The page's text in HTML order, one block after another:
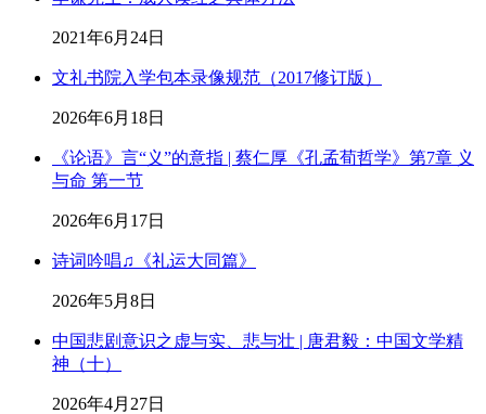
2021年6月24日
文礼书院入学包本录像规范（2017修订版）
2026年6月18日
《论语》言“义”的意指 | 蔡仁厚《孔孟荀哲学》第7章 义
与命 第一节
2026年6月17日
诗词吟唱♫《礼运大同篇》
2026年5月8日
中国悲剧意识之虚与实、悲与壮 | 唐君毅：中国文学精
神（十）
2026年4月27日